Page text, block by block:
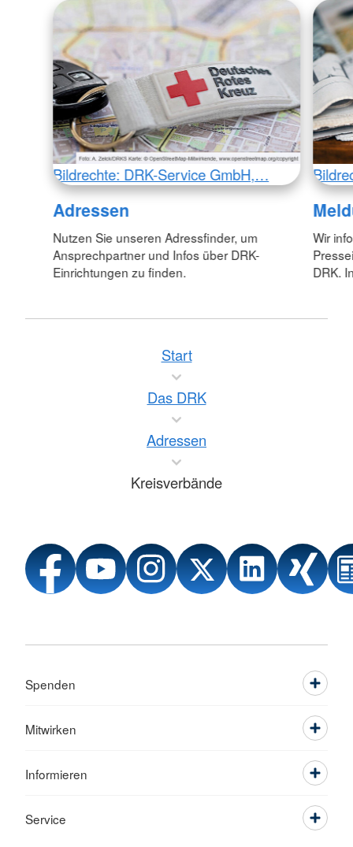
Bildrechte: DRK-Service GmbH,…
Adressen
Nutzen Sie unseren Adressfinder, um
Ansprechpartner und Infos über DRK-
Einrichtungen zu finden.
Wir
DRK.
Start
Das DRK
Adressen
Kreisverbände
Spenden
Mitwirken
Informieren
Service